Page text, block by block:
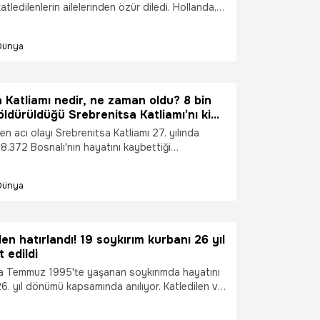
ailelerinden özür diledi. Hollanda, o
komutanla anlaşmasından sonra Hollandalı
nedir, ne zaman oldu? 8 bin
Srebrenitsa Katliamı’nı kim
Bosna’da neler oldu?
acı olayı Srebrenitsa Katliamı 27. yılında
8.372 Bosnalı'nın hayatını kaybettiği
ne zaman oldu? 8 bin 372 kişinin öldürüldüğü
hatırlandı! 19 soykırım kurbanı 26 yıl
edildi
Temmuz 1995'te yaşanan soykırımda hayatını
yıl dönümü kapsamında anılıyor. Katledilen ve